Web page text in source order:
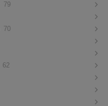
79
70
62